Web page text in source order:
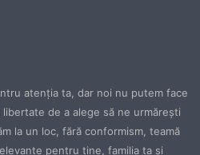
atenţia ta, dar noi nu putem face
de a alege să ne urmăreşti
la un loc, fără conformism, teamă
pentru tine, familia ta şi